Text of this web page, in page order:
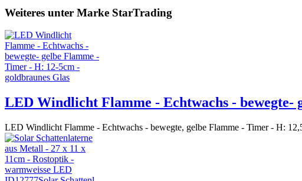
Weiteres unter Marke StarTrading
LED Windlicht Flamme - Echtwachs - bewegte-
LED Windlicht Flamme - Echtwachs - bewegte, gelbe Flamme - Timer - H: